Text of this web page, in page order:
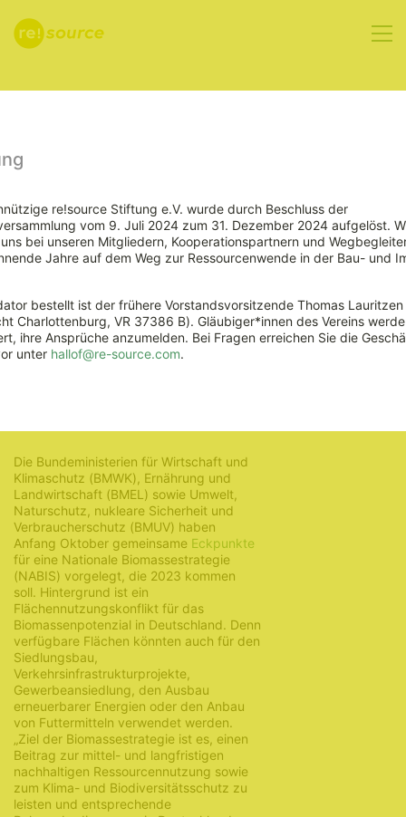
Eckpunkte
Nationalen
Biomassestrategie
Die Bundeministerien für Wirtschaft und
Klimaschutz (BMWK), Ernährung und
Landwirtschaft (BMEL) sowie Umwelt,
Naturschutz, nukleare Sicherheit und
Verbraucherschutz (BMUV) haben
Anfang Oktober gemeinsame Eckpunkte
für eine Nationale Biomassestrategie
(NABIS) vorgelegt, die 2023 kommen
soll. Hintergrund ist ein
Flächennutzungskonflikt für das
Biomassenpotenzial in Deutschland. Denn
verfügbare Flächen könnten auch für den
Siedlungsbau,
Verkehrsinfrastrukturprojekte,
Gewerbeansiedlung, den Ausbau
erneuerbarer Energien oder den Anbau
von Futtermitteln verwendet werden.
„Ziel der Biomassestrategie ist es, einen
Beitrag zur mittel- und langfristigen
nachhaltigen Ressourcennutzung sowie
zum Klima- und Biodiversitätsschutz zu
leisten und entsprechende
re!source Stiftung e.V. wurde durch Beschluss der
vom 9. Juli 2024 zum 31. Dezember 2024 aufgelöst.
bei unseren Mitgliedern, Kooperationspartnern und
Jahre auf dem Weg zur Ressourcenwende in der Bau- und
bestellt ist der frühere Vorstandsvorsitzende Thomas Lauritzen
Charlottenburg, VR 37386 B). Gläubiger*innen des Vereins
ihre Ansprüche anzumelden. Bei Fragen erreichen Sie die
unter hallof@re-source.com.